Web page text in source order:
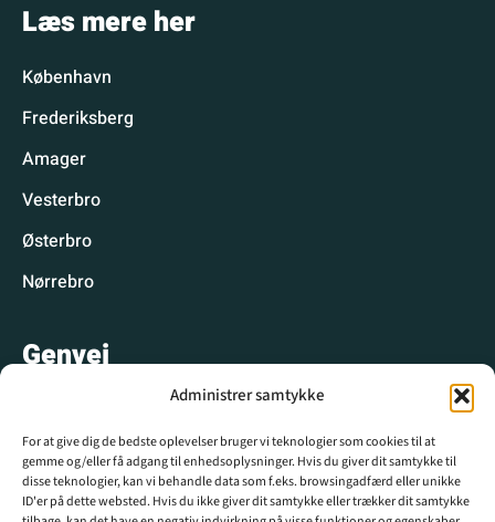
Administrer samtykke
For at give dig de bedste oplevelser bruger vi teknologier som cookies til at
gemme og/eller få adgang til enhedsoplysninger. Hvis du giver dit samtykke til
disse teknologier, kan vi behandle data som f.eks. browsingadfærd eller unikke
ID'er på dette websted. Hvis du ikke giver dit samtykke eller trækker dit samtykke
Læs mere her
København
Frederiksberg
Amager
Vesterbro
Østerbro
Nørrebro
Genvej
Hyggelige spisesteder
Hyggelige aktiviteter
CPH WIKI